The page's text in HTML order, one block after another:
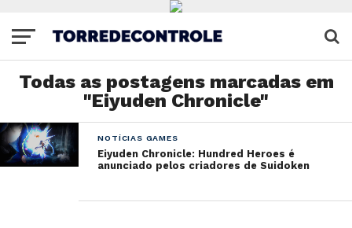
Todas as postagens marcadas em
"Eiyuden Chronicle"
NOTÍCIAS GAMES
Eiyuden Chronicle: Hundred Heroes é
anunciado pelos criadores de Suidoken